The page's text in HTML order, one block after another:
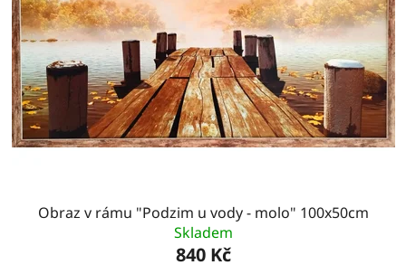
Obraz v rámu "Podzim u vody - molo" 100x50cm
Skladem
840 Kč